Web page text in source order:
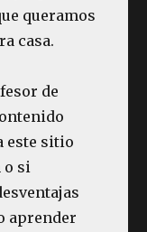
queramos
casa.
de
este sitio
o si
aprender